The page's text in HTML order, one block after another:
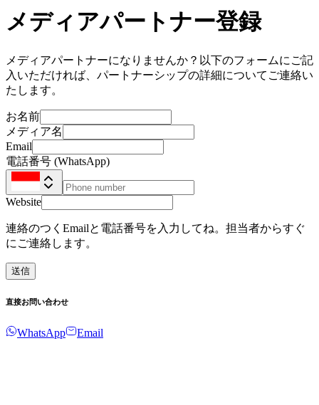
メディアパートナー登録
メディアパートナーになりませんか？以下のフォームにご記
入いただければ、パートナーシップの詳細についてご連絡い
たします。
お名前
メディア名
Email
電話番号 (WhatsApp)
Website
連絡のつくEmailと電話番号を入力してね。担当者からすぐ
にご連絡します。
送信
直接お問い合わせ
WhatsApp Email